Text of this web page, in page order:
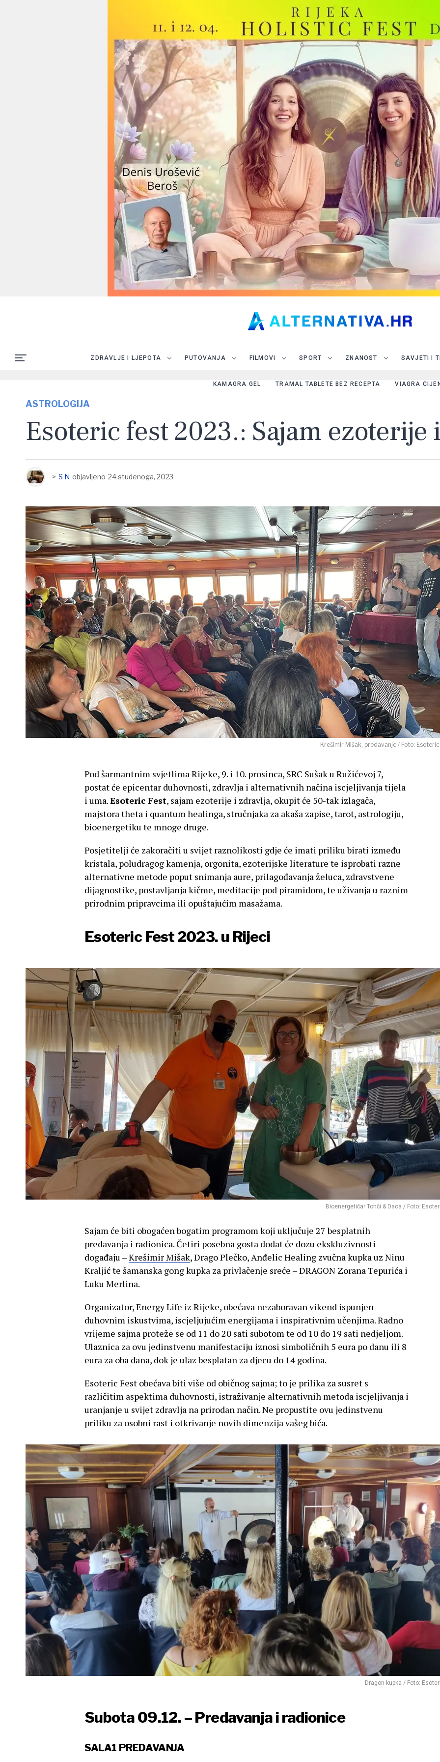
ZDRAVLJE I LJEPOTA PUTOVANJA FILMOVI SPORT ZNANOST SAVJETI I
KAMAGRA GEL TRAMAL TABLETE BEZ RECEPTA VIAGRA
ASTROLOGIJA
Esoteric fest 2023.: Sajam ezoterije
> S N objavljeno 24 studenoga, 2023
Krešimir Mišak, predavanje / Foto:
Pod šarmantnim svjetlima Rijeke, 9. i 10. prosinca, SRC Sušak u Ružićevoj 7,
postat će epicentar duhovnosti, zdravlja i alternativnih načina iscjeljivanja tijela
i uma.Esoteric Fest, sajam ezoterije i zdravlja, okupit će 50-tak izlagača,
majstora theta i quantum healinga, stručnjaka za akaša zapise, tarot, astrologiju,
bioenergetiku te mnoge druge.
Posjetitelji će zakoračiti u svijet raznolikosti gdje će imati priliku birati između
kristala, poludragog kamenja, orgonita, ezoterijske literature te isprobati razne
alternativne metode poput snimanja aure, prilagođavanja želuca, zdravstvene
dijagnostike, postavljanja kičme, meditacije pod piramidom, te uživanja u raznim
prirodnim pripravcima ili opuštajućim masažama.
Esoteric Fest 2023. u Rijeci
Bioenergetičar Tonči & Daca / Foto:
Sajam će biti obogaćen bogatim programom koji uključuje 27 besplatnih
predavanja i radionica. Četiri posebna gosta dodat će dozu ekskluzivnosti
događaju –Krešimir Mišak, Drago Plečko, Anđelic Healing zvučna kupka uz Ninu
Kraljić te šamanska gong kupka za privlačenje sreće – DRAGON Zorana Tepurića i
Luku Merlina.
Organizator, Energy Life iz Rijeke, obećava nezaboravan vikend ispunjen
duhovnim iskustvima, iscjeljujućim energijama i inspirativnim učenjima. Radno
vrijeme sajma proteže se od 11 do 20 sati subotom te od 10 do 19 sati nedjeljom.
Ulaznica za ovu jedinstvenu manifestaciju iznosi simboličnih 5 eura po danu ili 8
eura za oba dana, dok je ulaz besplatan za djecu do 14 godina.
Esoteric Fest obećava biti više od običnog sajma; to je prilika za susret s
različitim aspektima duhovnosti, istraživanje alternativnih metoda iscjeljivanja i
uranjanje u svijet zdravlja na prirodan način. Ne propustite ovu jedinstvenu
priliku za osobni rast i otkrivanje novih dimenzija vašeg bića.
Dragon kupka / Foto:
Subota 09.12. – Predavanja i radionice
SALA1 PREDAVANJA